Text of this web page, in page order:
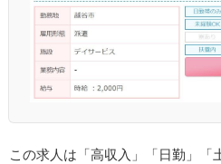
この求人は「高収入」「日勤」「